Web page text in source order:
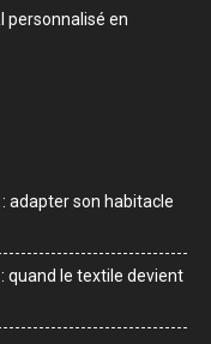
personnalisé en
adapter son habitacle
quand le textile devient